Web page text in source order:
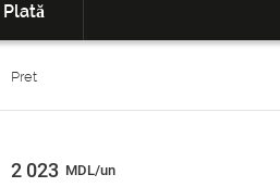
Plată
Pret
2 023 MDL/un